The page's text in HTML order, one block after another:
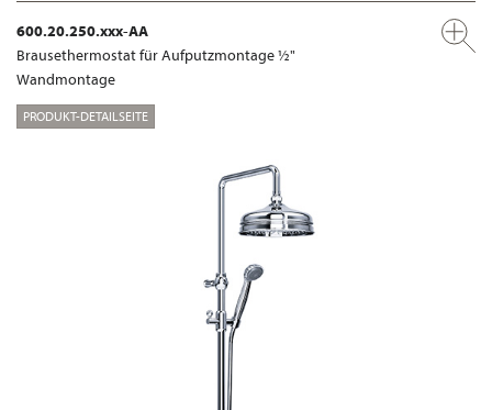
600.20.250.xxx-AA
Brausethermostat für Aufputzmontage ½"
Wandmontage
PRODUKT-DETAILSEITE